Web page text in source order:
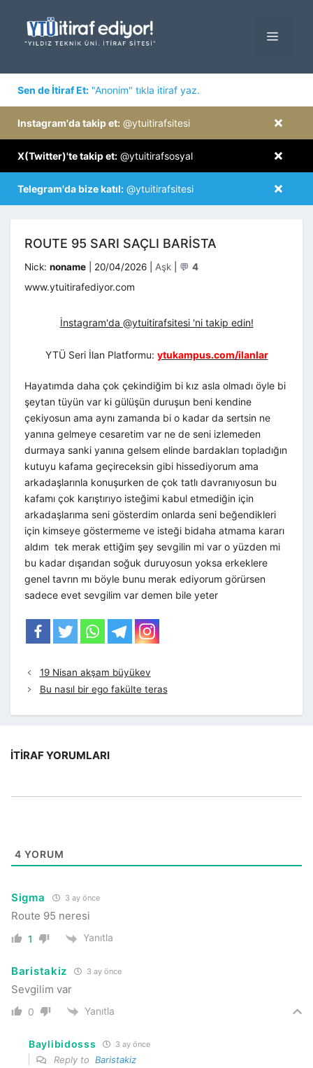
MENÜ
Sen de İtiraf Et: "Anonim" tıkla itiraf yaz.
×
Instagram'da takip et: @ytuitirafsitesi
×
X(Twitter)'te takip et: @ytuitirafsosyal
×
Telegram'da bize katıl: @ytuitirafsitesi
ROUTE 95 SARI SAÇLI BARISTA
Nick: noname 20/04/2026 Kategoriler
Aşk 💬 4
www.ytuitirafediyor.com
İnstagram'da @ytuitirafsitesi 'ni takip edin!
YTÜ Seri İlan Platformu: ytukampus.com/ilanlar
Hayatımda daha çok çekindiğim bi kız asla olmadı öyle bi
şeytan tüyün var ki gülüşün duruşun beni kendine
çekiyosun ama aynı zamanda bi o kadar da sertsin ne
yanına gelmeye cesaretim var ne de seni izlemeden
durmaya sanki yanına gelsem elinde bardakları topladığın
kutuyu kafama geçireceksin gibi hissediyorum ama
arkadaşlarınla konuşurken de çok tatlı davranıyosun bu
kafamı çok karıştırıyo isteğimi kabul etmediğin için
arkadaşlarıma seni gösterdim onlarda seni beğendikleri
için kimseye göstermeme ve isteği bidaha atmama kararı
aldım tek merak ettiğim şey sevgilin mi var o yüzden mi
bu kadar dışarıdan soğuk duruyosun yoksa erkeklere
genel tavrın mı böyle bunu merak ediyorum görürsen
sadece evet sevgilim var demen bile yeter
19 Nisan akşam büyükev
Bu nasıl bir ego fakülte teras
İTIRAF YORUMLARI
4 YORUM
Sigma 3 ay önce
Route 95 neresi
1 Yanıtla
Baristakiz 3 ay önce
Sevgilim var
0 Yanıtla
Baylibidosss 3 ay önce
Reply to Baristakiz